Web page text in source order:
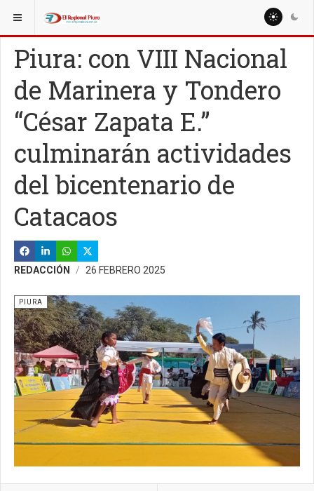
ESTÁ AQUÍ: REGIÓN PIURA
Piura: con VIII Nacional
de Marinera y Tondero
“César Zapata E.”
culminarán actividades
del bicentenario de
Catacaos
REDACCIÓN 26 FEBRERO 2025
PIURA